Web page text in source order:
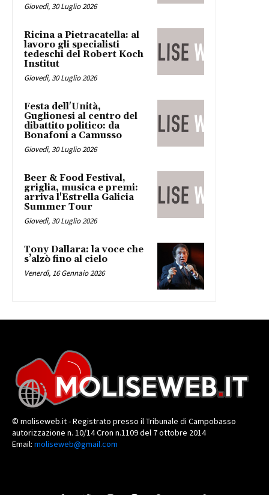
Giovedì, 30 Luglio 2026
Ricina a Pietracatella: al
lavoro gli specialisti
tedeschi del Robert Koch
Institut
Giovedì, 30 Luglio 2026
Festa dell'Unità,
Guglionesi al centro del
dibattito politico: da
Bonafoni a Camusso
Giovedì, 30 Luglio 2026
Beer & Food Festival,
griglia, musica e premi:
arriva l'Estrella Galicia
Summer Tour
Giovedì, 30 Luglio 2026
Tony Dallara: la voce che
s’alzò fino al cielo
Venerdì, 16 Gennaio 2026
© moliseweb.it - Registrato presso il Tribunale di Campobasso
autorizzazione n. 10/14 Cron n.1109 del 7 ottobre 2014
Email: moliseweb@gmail.com